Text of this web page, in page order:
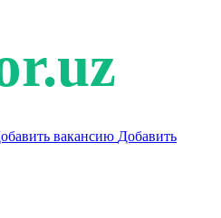
вакансию Добавить